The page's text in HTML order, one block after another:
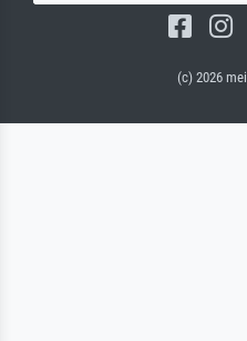
(c) 2026